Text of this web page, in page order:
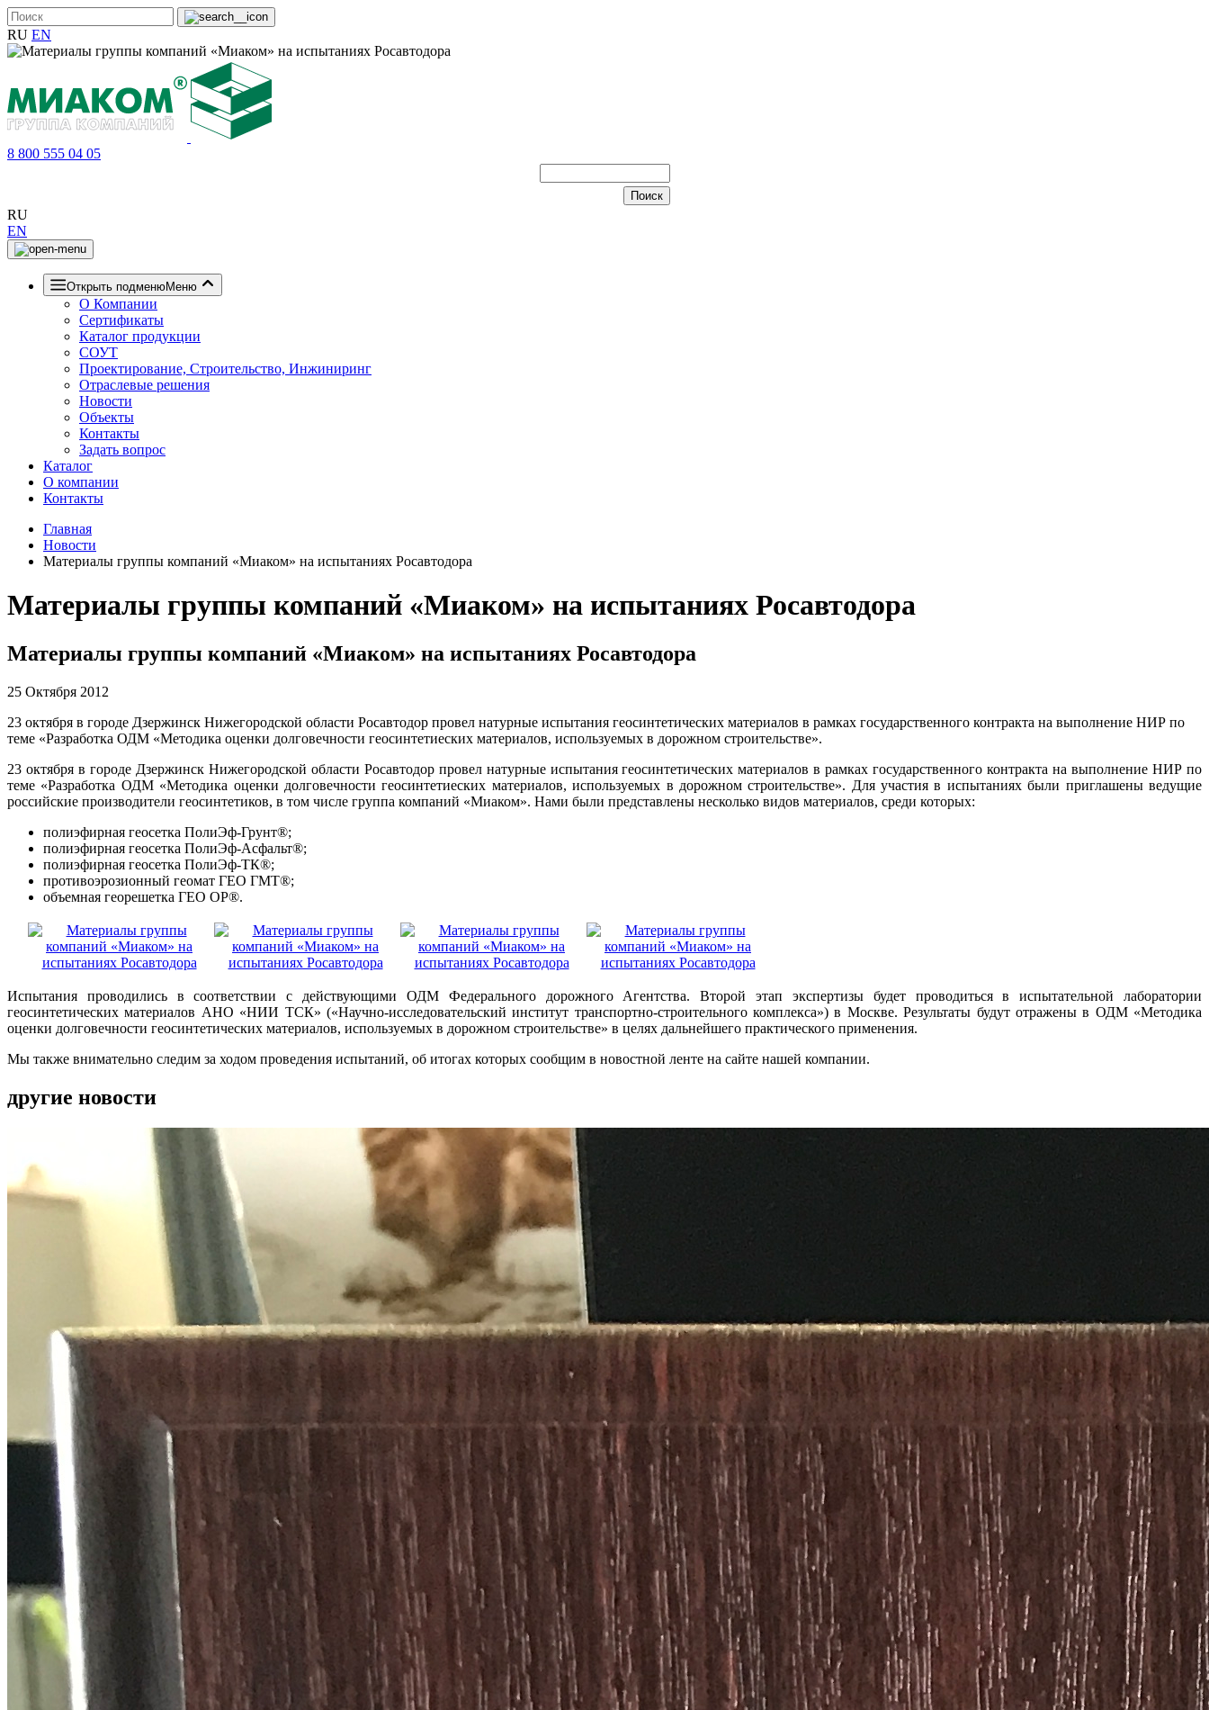
RU EN
8 800 555 04 05
RU
EN
Открыть подменюМеню
О Компании
Сертификаты
Каталог продукции
СОУТ
Проектирование, Строительство, Инжиниринг
Отраслевые решения
Новости
Объекты
Контакты
Задать вопрос
Каталог
О компании
Контакты
Главная
Новости
Материалы группы компаний «Миаком» на испытаниях Росавтодора
Материалы группы компаний «Миаком» на испытаниях Росавтодора
Материалы группы компаний «Миаком» на испытаниях Росавтодора
25 Октября 2012
23 октября в городе Дзержинск Нижегородской области Росавтодор провел натурные испытания геосинтетических материалов в рамках государственного контракта на выполнение НИР по
теме «Разработка ОДМ «Методика оценки долговечности геосинтетиеских материалов, используемых в дорожном строительстве».
23 октября в городе Дзержинск Нижегородской области Росавтодор провел натурные испытания геосинтетических материалов в рамках государственного контракта на выполнение НИР по
теме «Разработка ОДМ «Методика оценки долговечности геосинтетиеских материалов, используемых в дорожном строительстве». Для участия в испытаниях были приглашены ведущие
российские производители геосинтетиков, в том числе группа компаний «Миаком». Нами были представлены несколько видов материалов, среди которых:
полиэфирная геосетка ПолиЭф-Грунт®;
полиэфирная геосетка ПолиЭф-Асфальт®;
полиэфирная геосетка ПолиЭф-ТК®;
противоэрозионный геомат ГЕО ГМТ®;
объемная георешетка ГЕО ОР®.
Испытания проводились в соответствии с действующими ОДМ Федерального дорожного Агентства. Второй этап экспертизы будет проводиться в испытательной лаборатории
геосинтетических материалов АНО «НИИ ТСК» («Научно-исследовательский институт транспортно-строительного комплекса») в Москве. Результаты будут отражены в ОДМ «Методика
оценки долговечности геосинтетических материалов, используемых в дорожном строительстве» в целях дальнейшего практического применения.
Мы также внимательно следим за ходом проведения испытаний, об итогах которых сообщим в новостной ленте на сайте нашей компании.
другие новости